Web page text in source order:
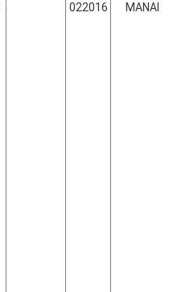
022016 MANAI